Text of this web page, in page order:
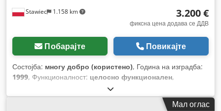
Stawiec 1.158 km 3.200 €
фиксна цена додава се ДДВ
Побарајте Повикајте
Состојба: многу добро (користено), Година на изградба:
1999, Функционалност: целосно функционален,
Мал оглас